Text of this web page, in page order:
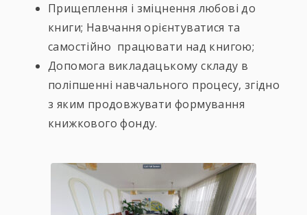
Прищеплення і зміцнення любові до
книги; Навчання орієнтуватися та
самостійно працювати над книгою;
Допомога викладацькому складу в
поліпшенні навчального процесу, згідно
з яким продовжувати формування
книжкового фонду.